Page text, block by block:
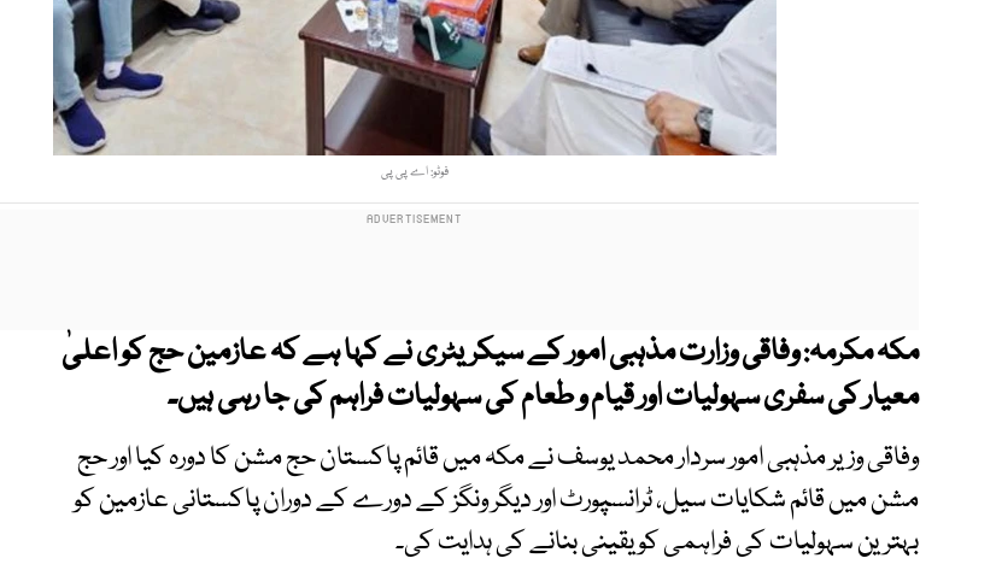
فوٹو: اے پی پی
مکہ مکرمہ:وفاقی وزارت مذہبی امور کے سیکریٹری نے کہا ہے کہ عازمین حج کو اعلیٰ
معیار کی سفری سہولیات اور قیام و طعام کی سہولیات فراہم کی جا رہی ہیں۔
وفاقی وزیر مذہبی امور سردار محمد یوسف نے مکہ میں قائم پاکستان حج مشن کا دورہ کیا اور حج
مشن میں قائم شکایات سیل، ٹرانسپورٹ اور دیگر ونگز کے دورے کے دوران پاکستانی عازمین کو
بہترین سہولیات کی فراہمی کو یقینی بنانے کی ہدایت کی۔